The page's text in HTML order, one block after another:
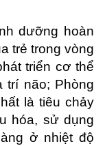
dưỡng hoàn
trẻ trong vòng
triển cơ thể
trí não; Phòng
là tiêu chảy
hóa, sử dụng
ở nhiệt độ